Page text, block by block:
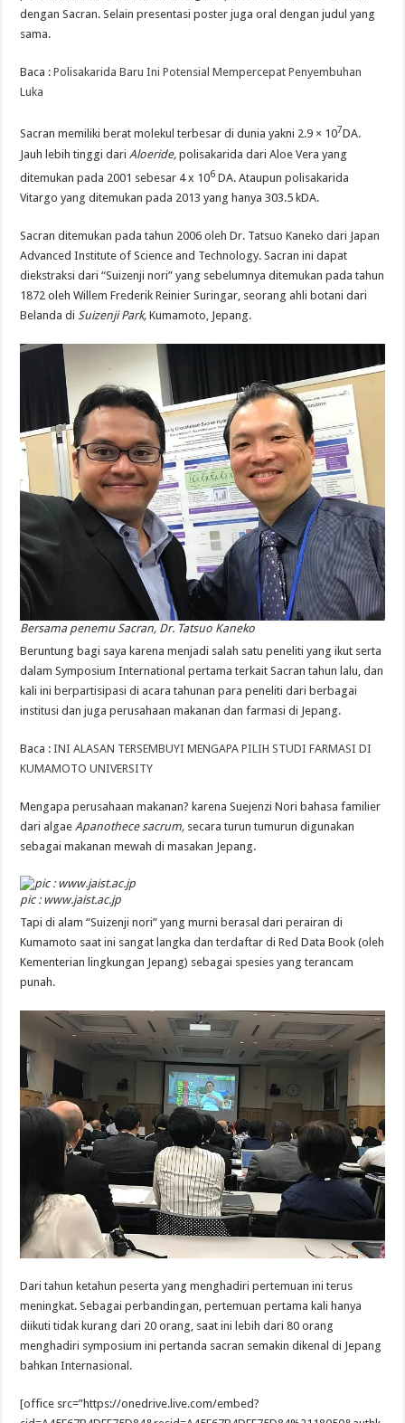
dengan Sacran. Selain presentasi poster juga oral dengan judul yang
sama.
Baca :Polisakarida Baru Ini Potensial Mempercepat Penyembuhan
Luka
Sacran memiliki berat molekul terbesar di dunia yakni 2.9 × 107DA.
Jauh lebih tinggi dariAloeride,polisakarida dari Aloe Vera yang
ditemukan pada 2001 sebesar 4 x 106DA. Ataupun polisakarida
Vitargo yang ditemukan pada 2013 yang hanya 303.5 kDA.
Sacran ditemukan pada tahun 2006 oleh Dr. Tatsuo Kaneko dari Japan
Advanced Institute of Science and Technology. Sacran ini dapat
diekstraksi dari “Suizenji nori” yang sebelumnya ditemukan pada tahun
1872 oleh Willem Frederik Reinier Suringar, seorang ahli botani dari
Belanda diSuizenji Park, Kumamoto, Jepang.
Bersama penemu Sacran, Dr. Tatsuo Kaneko
Beruntung bagi saya karena menjadi salah satu peneliti yang ikut serta
dalam Symposium International pertama terkait Sacran tahun lalu, dan
kali ini berpartisipasi di acara tahunan para peneliti dari berbagai
institusi dan juga perusahaan makanan dan farmasi di Jepang.
Baca :INI ALASAN TERSEMBUYI MENGAPA PILIH STUDI FARMASI DI
KUMAMOTO UNIVERSITY
Mengapa perusahaan makanan? karena Suejenzi Nori bahasa familier
dari algaeApanothece sacrum, secara turun tumurun digunakan
sebagai makanan mewah di masakan Jepang.
pic : www.jaist.ac.jp
Tapi di alam “Suizenji nori” yang murni berasal dari perairan di
Kumamoto saat ini sangat langka dan terdaftar di Red Data Book (oleh
Kementerian lingkungan Jepang) sebagai spesies yang terancam
punah.
Dari tahun ketahun peserta yang menghadiri pertemuan ini terus
meningkat. Sebagai perbandingan, pertemuan pertama kali hanya
diikuti tidak kurang dari 20 orang, saat ini lebih dari 80 orang
menghadiri symposium ini pertanda sacran semakin dikenal di Jepang
bahkan Internasional.
[office src=”https://onedrive.live.com/embed?